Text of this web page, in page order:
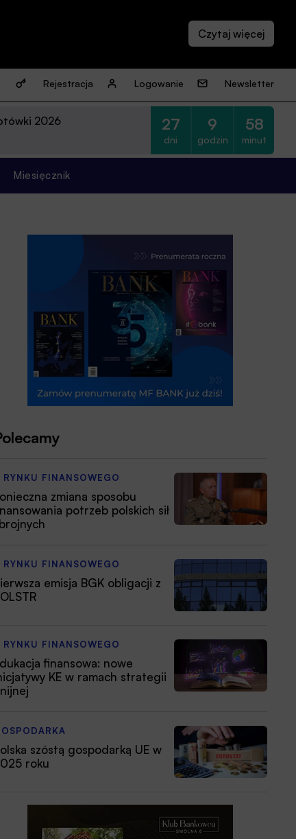
Rejestracja Logowanie Newsletter
2026 27
dni
9
godzin
58
minut
Miesięcznik
RYNKU FINANSOWEGO
zmiana sposobu
potrzeb polskich sił
RYNKU FINANSOWEGO
emisja BGK obligacji z
RYNKU FINANSOWEGO
finansowa: nowe
KE w ramach strategii
szóstą gospodarką UE w
roku